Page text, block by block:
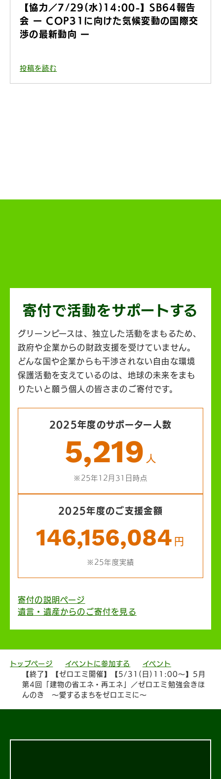
【協力／7/29(水)14:00-】SB64報告
会 ー COP31に向けた気候変動の国際交
渉の最新動向 ー
投稿を読む
寄付で活動をサポートする
グリーンピースは、独立した活動をまもるため、
政府や企業からの財政支援を受けていません。
どんな国や企業からも干渉されない自由な環境
保護活動を支えているのは、地球の未来をまも
りたいと願う個人の皆さまのご寄付です。
2025年度のサポーター人数
5,219 人
※25年12月31日時点
2025年度のご支援金額
146,156,084 円
※25年度実績
寄付の説明ページ
遺言・遺産からのご寄付を見る
トップページ イベントに参加する
イベント
【終了】【ゼロエミ開催】【5/31(日)11:00〜】5月
第4回「建物の省エネ・再エネ」／ゼロエミ勉強会きほ
んのき 〜愛するまちをゼロエミに〜